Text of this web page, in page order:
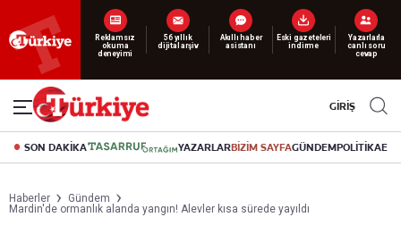
Yeni nesil dijital
abonelik 19 TL’den başlayan fiyatlarla.
GİRİŞ
SON DAKİKA YAZARLARBİZİM SAYFAGÜNDEMPOLİTİKA
Haberler
Gündem
Mardin'de ormanlık alanda yangın! Alevler kısa sürede yayıldı